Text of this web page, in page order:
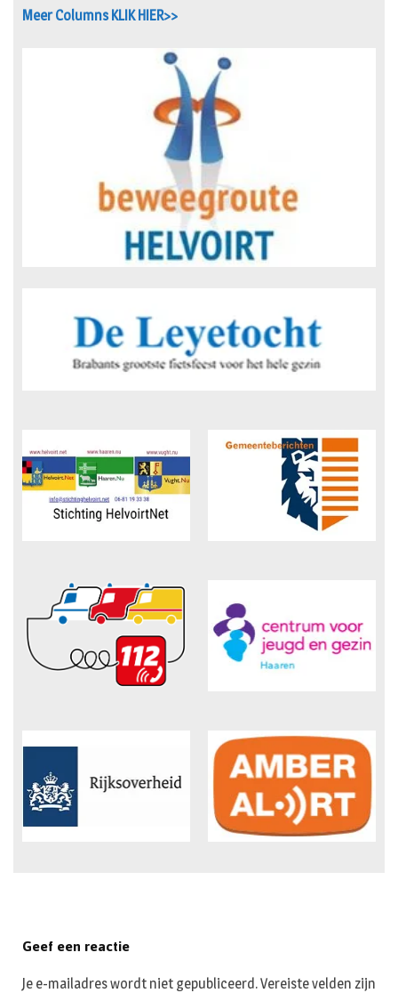
Meer Columns KLIK HIER>>
Geef een reactie
Je e-mailadres wordt niet gepubliceerd.Vereiste velden zijn